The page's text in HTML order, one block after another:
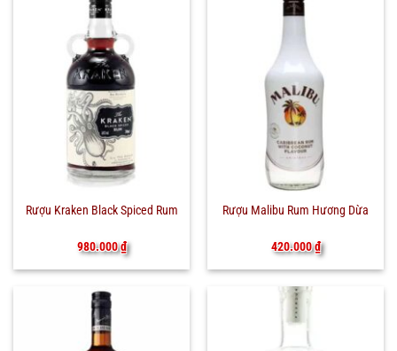
Rượu Kraken Black Spiced Rum
980.000₫
Rượu Malibu Rum Hương Dừa
420.000₫